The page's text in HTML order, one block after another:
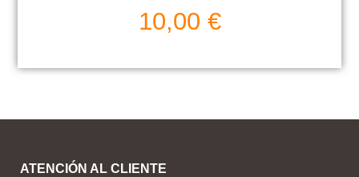
10,00 €
ATENCIÓN AL CLIENTE